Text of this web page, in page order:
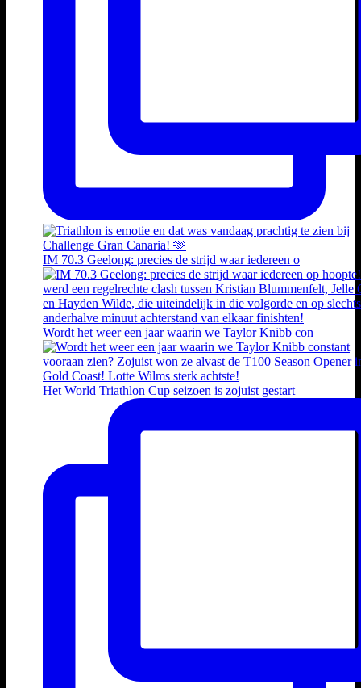
IM 70.3 Geelong: precies de strijd waar iedereen o
Wordt het weer een jaar waarin we Taylor Knibb con
Het World Triathlon Cup seizoen is zojuist gestart